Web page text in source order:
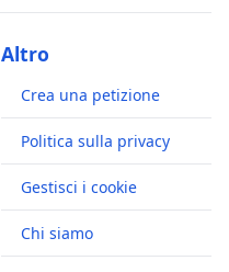
Altro
Crea una petizione
Politica sulla privacy
Gestisci i cookie
Chi siamo